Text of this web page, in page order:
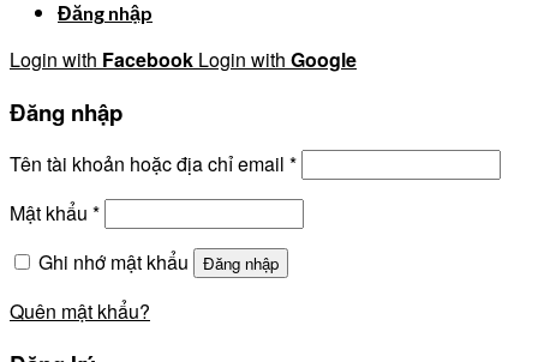
Đăng nhập
Login with Facebook Login with Google
Đăng nhập
Tên tài khoản hoặc địa chỉ email *
Mật khẩu *
Ghi nhớ mật khẩu
Đăng nhập
Quên mật khẩu?